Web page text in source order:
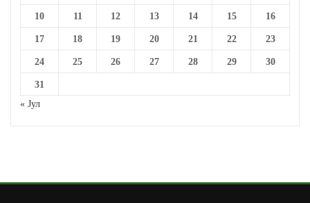
10 11 12 13 14 15 16
17 18 19 20 21 22 23
24 25 26 27 28 29 30
31
« Јул